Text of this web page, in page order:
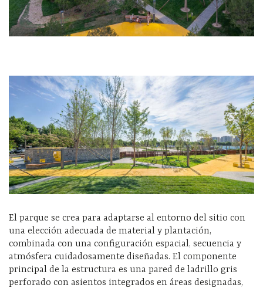
El parque se crea para adaptarse al entorno del sitio con
una elección adecuada de material y plantación,
combinada con una configuración espacial, secuencia y
atmósfera cuidadosamente diseñadas. El componente
principal de la estructura es una pared de ladrillo gris
perforado con asientos integrados en áreas designadas,